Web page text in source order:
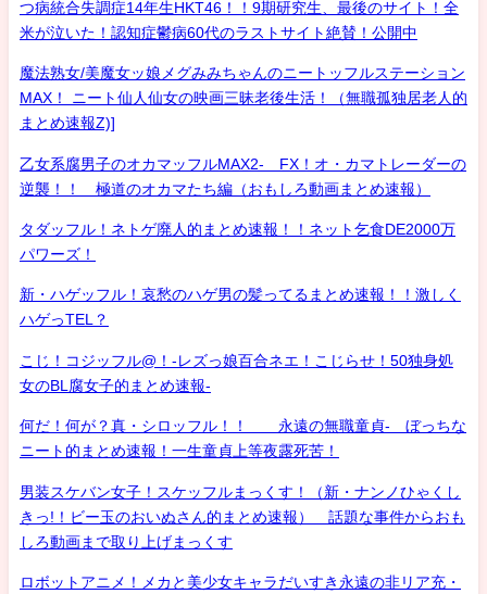
つ病統合失調症14年生HKT46！！9期研究生、最後のサイト！全
米が泣いた！認知症鬱病60代のラストサイト絶賛！公開中
魔法熟女/美魔女ッ娘メグみみちゃんのニートッフルステーション
MAX！ ニート仙人仙女の映画三昧老後生活！（無職孤独居老人的
まとめ速報Z)]
乙女系腐男子のオカマッフルMAX2- FX！オ・カマトレーダーの
逆襲！！ 極道のオカマたち編（おもしろ動画まとめ速報）
タダッフル！ネトゲ廃人的まとめ速報！！ネット乞食DE2000万
パワーズ！
新・ハゲッフル！哀愁のハゲ男の髪ってるまとめ速報！！激しく
ハゲっTEL？
こじ！コジッフル@！-レズっ娘百合ネエ！こじらせ！50独身処
女のBL腐女子的まとめ速報-
何だ！何が？真・シロッフル！！ 永遠の無職童貞- ぼっちな
ニート的まとめ速報！一生童貞上等夜露死苦！
男装スケバン女子！スケッフルまっくす！（新・ナンノひゃくし
きっ!！ビー玉のおいぬさん的まとめ速報） 話題な事件からおも
しろ動画まで取り上げまっくす
ロボットアニメ！メカと美少女キャラだいすき永遠の非リア充・